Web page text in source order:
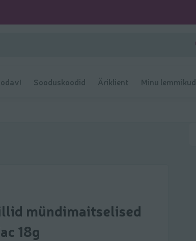
Sooduskoodid Äriklient Minu lemmikud
mündimaitselised
18g